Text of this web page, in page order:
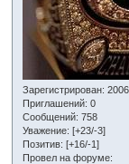
Зарегистрирован:
Приглашений: 0
Сообщений: 758
Уважение: [+23/-3]
Позитив: [+16/-1]
Провел на форуме: